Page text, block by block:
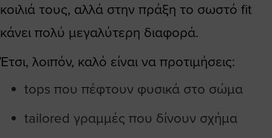
κοιλιά τους, αλλά στην πράξη το σωστό fit
κάνει πολύ μεγαλύτερη διαφορά.
Έτσι, λοιπόν, καλό είναι να προτιμήσεις:
tops που πέφτουν φυσικά στο σώμα
tailored γραμμές που δίνουν σχήμα